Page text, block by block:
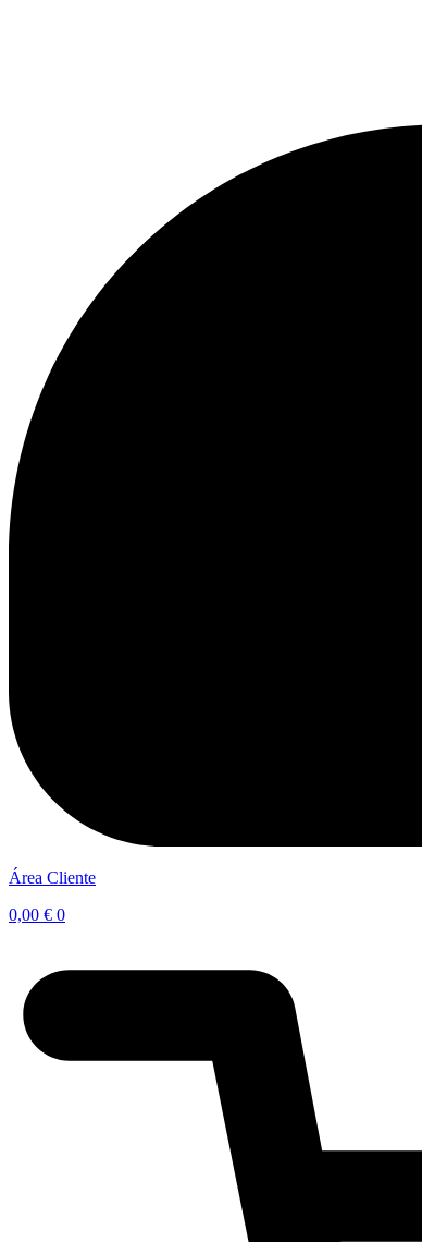
Área Cliente
0,00 € 0